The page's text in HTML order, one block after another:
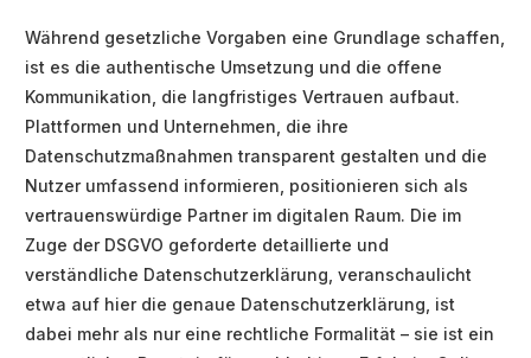
Während gesetzliche Vorgaben eine Grundlage schaffen,
ist es die authentische Umsetzung und die offene
Kommunikation, die langfristiges Vertrauen aufbaut.
Plattformen und Unternehmen, die ihre
Datenschutzmaßnahmen transparent gestalten und die
Nutzer umfassend informieren, positionieren sich als
vertrauenswürdige Partner im digitalen Raum. Die im
Zuge der DSGVO geforderte detaillierte und
verständliche Datenschutzerklärung, veranschaulicht
etwa auf hier die genaue Datenschutzerklärung, ist
dabei mehr als nur eine rechtliche Formalität – sie ist ein